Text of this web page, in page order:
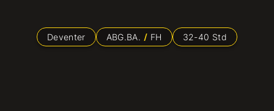
Deventer ABG.BA. FH 32-40 Std